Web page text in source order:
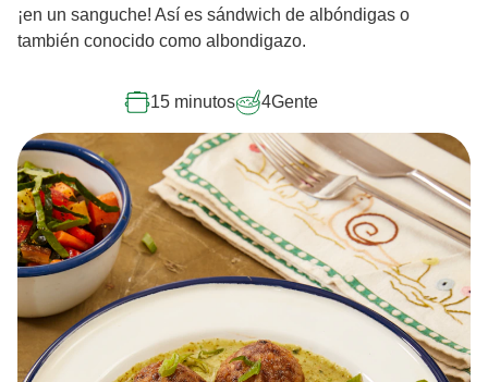
¡en un sanguche! Así es sándwich de albóndigas o
también conocido como albondigazo.
15 minutos 4Gente